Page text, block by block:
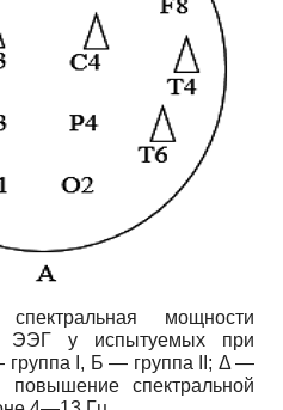
мощности
ЭЭГ у испытуемых при
группа I, Б — группа II; Δ —
повышение спектральной